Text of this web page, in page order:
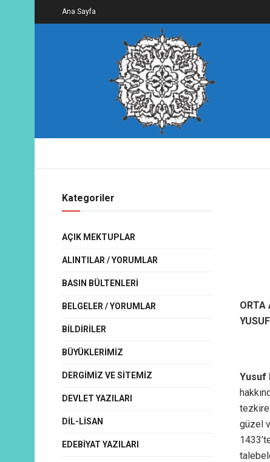
Ana Sayfa
ORTA
Yusuf
güzel
Kategoriler
AÇIK MEKTUPLAR
ALINTILAR / YORUMLAR
BASIN BÜLTENLERI
BELGELER / YORUMLAR
BILDIRILER
BÜYÜKLERIMIZ
DERGIMIZ VE SITEMIZ
DEVLET YAZILARI
DIL-LISAN
EDEBIYAT YAZILARI